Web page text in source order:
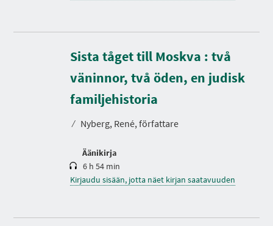
Sista tåget till Moskva : två
väninnor, två öden, en judisk
familjehistoria
⁄ Nyberg, René, författare
Äänikirja
K
e
s
t
6 h 54 min
Kirjaudu sisään, jotta näet kirjan saatavuuden